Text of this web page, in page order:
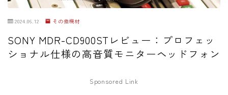
2024.06.12 その他機材
SONY MDR-CD900STレビュー：プロフェッ
ショナル仕様の高音質モニターヘッドフォン
Sponsored Link